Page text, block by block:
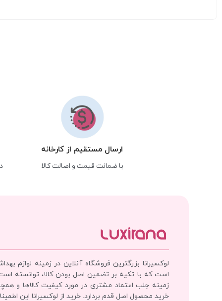
ارسال مستقیم از کارخانه
با ضمانت قیمت و اصالت کالا
لوکسیرانا بزرگترین فروشگاه آنلاین در زمینه لوازم
است که با تکیه بر تضمین اصل بودن کالا، توانسته
زمینه جلب اعتماد مشتری در مورد کیفیت کالاها و
خرید محصول اصل قدم بردارد. خرید از لوکسیرانا این